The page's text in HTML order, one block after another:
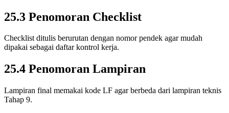
25.3 Penomoran Checklist
Checklist ditulis berurutan dengan nomor pendek agar mudah
dipakai sebagai daftar kontrol kerja.
25.4 Penomoran Lampiran
Lampiran final memakai kode LF agar berbeda dari lampiran teknis
Tahap 9.